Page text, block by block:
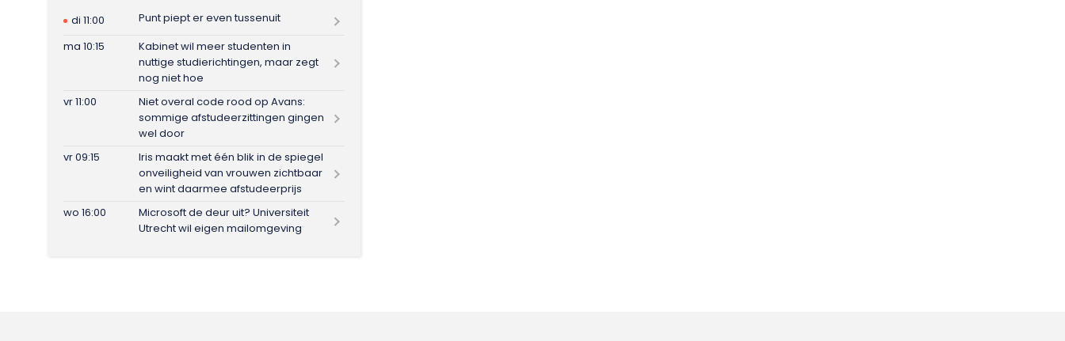
di 11:00
Punt piept er even tussenuit
ma 10:15
Kabinet wil meer studenten in
nuttige studierichtingen, maar zegt
nog niet hoe
vr 11:00
Niet overal code rood op Avans:
sommige afstudeerzittingen gingen
wel door
vr 09:15
Iris maakt met één blik in de spiegel
onveiligheid van vrouwen zichtbaar
en wint daarmee afstudeerprijs
wo 16:00
Microsoft de deur uit? Universiteit
Utrecht wil eigen mailomgeving